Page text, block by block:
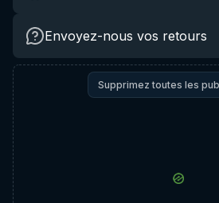
Envoyez-nous vos retours
Supprimez toutes les